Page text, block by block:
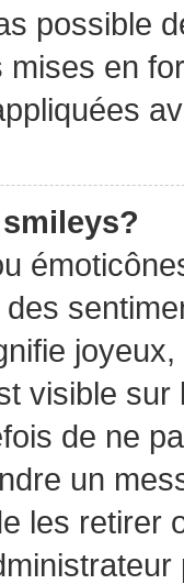
possible
mises en
visible
de ne
un
les retirer